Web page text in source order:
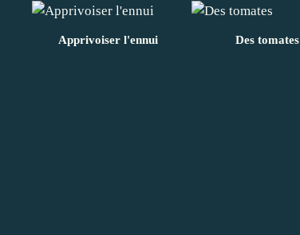
Apprivoiser l'ennui Des tomates